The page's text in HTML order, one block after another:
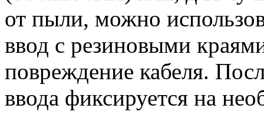
от пыли, можно
ввод с резиновыми
повреждение кабеля.
ввода фиксируется на